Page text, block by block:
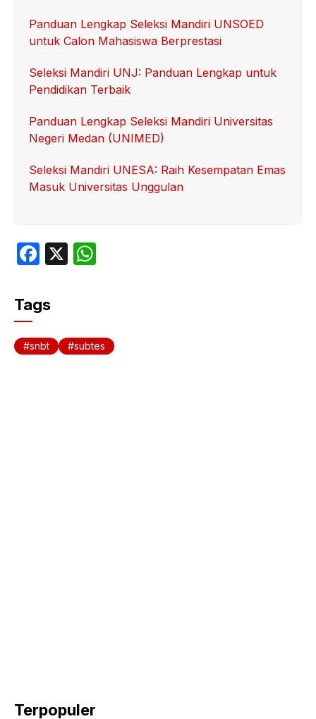
Panduan Lengkap Seleksi Mandiri UNSOED
untuk Calon Mahasiswa Berprestasi
Seleksi Mandiri UNJ: Panduan Lengkap untuk
Pendidikan Terbaik
Panduan Lengkap Seleksi Mandiri Universitas
Negeri Medan (UNIMED)
Seleksi Mandiri UNESA: Raih Kesempatan Emas
Masuk Universitas Unggulan
F
c
e
b
X
A
Tags
snbt subtes
Terpopuler